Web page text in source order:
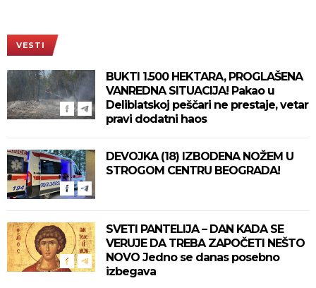
VESTI
BUKTI 1.500 HEKTARA, PROGLAŠENA
VANREDNA SITUACIJA! Pakao u
Deliblatskoj peščari ne prestaje, vetar
pravi dodatni haos
DEVOJKA (18) IZBODENA NOŽEM U
STROGOM CENTRU BEOGRADA!
SVETI PANTELIJA – DAN KADA SE
VERUJE DA TREBA ZAPOČETI NEŠTO
NOVO Jedno se danas posebno
izbegava